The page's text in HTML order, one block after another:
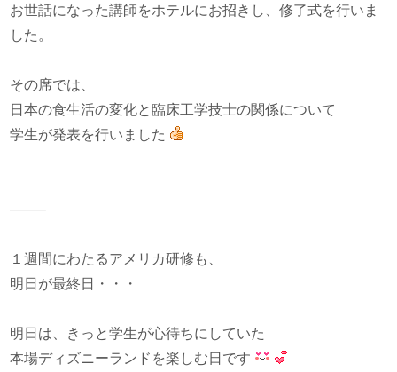
お世話になった講師をホテルにお招きし、修了式を行いま
した。
その席では、
日本の食生活の変化と臨床工学技士の関係について
学生が発表を行いました
——–
１週間にわたるアメリカ研修も、
明日が最終日・・・
明日は、きっと学生が心待ちにしていた
本場ディズニーランドを楽しむ日です